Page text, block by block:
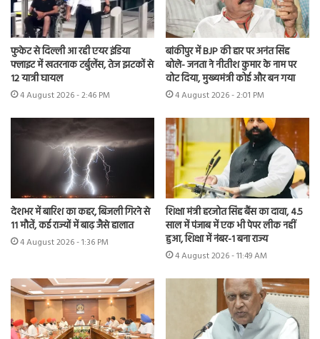
फुकेट से दिल्ली आ रही एयर इंडिया
फ्लाइट में खतरनाक टर्बुलेंस, तेज झटकों से
12 यात्री घायल
4 August 2026 - 2:46 PM
बांकीपुर में BJP की हार पर अनंत सिंह
बोले- जनता ने नीतीश कुमार के नाम पर
वोट दिया, मुख्यमंत्री कोई और बन गया
4 August 2026 - 2:01 PM
देशभर में बारिश का कहर, बिजली गिरने से
11 मौतें, कई राज्यों में बाढ़ जैसे हालात
4 August 2026 - 1:36 PM
शिक्षा मंत्री हरजोत सिंह बैंस का दावा, 4.5
साल में पंजाब में एक भी पेपर लीक नहीं
हुआ, शिक्षा में नंबर-1 बना राज्य
4 August 2026 - 11:49 AM